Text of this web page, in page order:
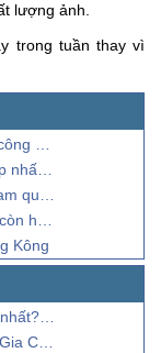
lượng ảnh.
trong tuần thay vì
mặt thanh to
Nam
tiết
sơ
Kông
trả lời